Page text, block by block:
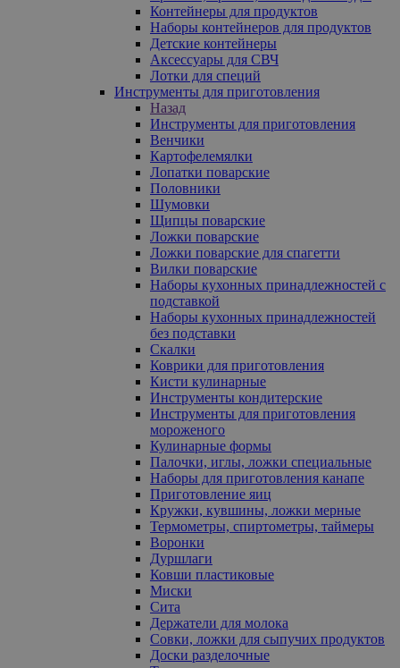
Контейнеры для продуктов
Наборы контейнеров для продуктов
Детские контейнеры
Аксессуары для СВЧ
Лотки для специй
Инструменты для приготовления
Назад
Инструменты для приготовления
Венчики
Картофелемялки
Лопатки поварские
Половники
Шумовки
Щипцы поварские
Ложки поварские
Ложки поварские для спагетти
Вилки поварские
Наборы кухонных принадлежностей с
подставкой
Наборы кухонных принадлежностей
без подставки
Скалки
Коврики для приготовления
Кисти кулинарные
Инструменты кондитерские
Инструменты для приготовления
мороженого
Кулинарные формы
Палочки, иглы, ложки специальные
Наборы для приготовления канапе
Приготовление яиц
Кружки, кувшины, ложки мерные
Термометры, спиртометры, таймеры
Воронки
Дуршлаги
Ковши пластиковые
Миски
Сита
Держатели для молока
Совки, ложки для сыпучих продуктов
Доски разделочные